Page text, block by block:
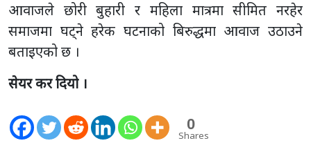
आवाजले छोरी बुहारी र महिला मात्रमा सीमित नरहेर
समाजमा घट्ने हरेक घटनाको बिरुद्धमा आवाज उठाउने
बताइएको छ ।
सेयर कर दियो ।
0
Shares